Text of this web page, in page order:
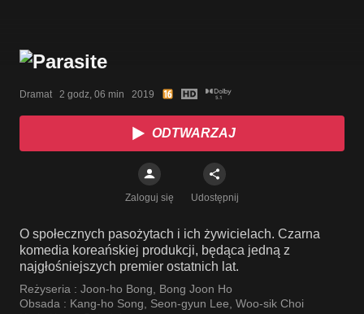
Dramat   2 godz, 06 min   2019
ODTWARZAJ
Zaloguj się Udostępnij
O społecznych pasożytach i ich żywicielach. Czarna
komedia koreańskiej produkcji, będąca jedną z
najgłośniejszych premier ostatnich lat.
Reżyseria : Joon-ho Bong, Bong Joon Ho
Obsada : Kang-ho Song, Seon-gyun Lee, Woo-sik Choi